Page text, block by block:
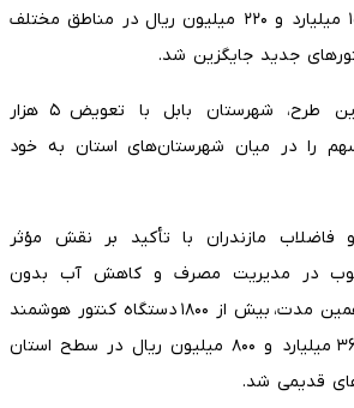
صرف اعتباری بالغ بر۱۰۷۶ میلیارد و ۲۲۰ میلیون ریال در مناطق مختلف
جدید جایگزین شد.
وی افزود: در اجرای این طرح، شهرستان بابل با تعویض ۵ هزار
سهم را در میان شهرستان‌های استان به خود
مازندران با تأکید بر نقش مؤثر
در مدیریت مصرف و کاهش آب بدون
درآمد، تصریح کرد: در همین مدت، بیش از ۱۸۰۰ دستگاه کنتور هوشمند
نیز با اعتباری بالغ بر ۳۶۴ میلیارد و ۸۰۰ میلیون ریال در سطح استان
قدیمی شد.